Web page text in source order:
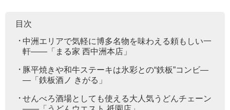
目次
中洲エリアで気軽に博多名物を味わえる頼もしい一
軒――「まる家 西中洲本店」
豚平焼きや和牛ステーキは氷彩との“鉄板”コンビ―
―「鉄板酒ノ きがる」
せんべろ酒場としても使える大人気うどんチェーン